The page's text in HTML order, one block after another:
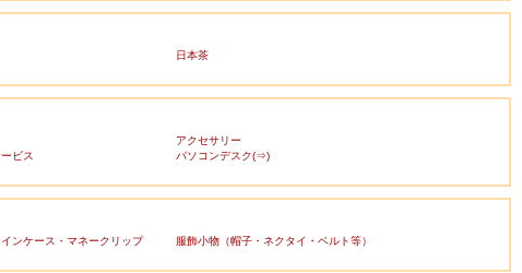
日本茶
アクセサリー
ビス
パソコンデスク(⇒)
ンケース・マネークリップ
服飾小物（帽子・ネクタイ・ベルト等）